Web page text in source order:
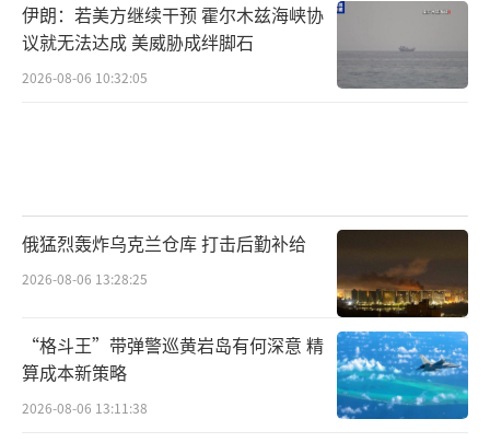
伊朗：若美方继续干预 霍尔木兹海峡协
议就无法达成 美威胁成绊脚石
2026-08-06 10:32:05
俄猛烈轰炸乌克兰仓库 打击后勤补给
2026-08-06 13:28:25
“格斗王”带弹警巡黄岩岛有何深意 精
算成本新策略
2026-08-06 13:11:38